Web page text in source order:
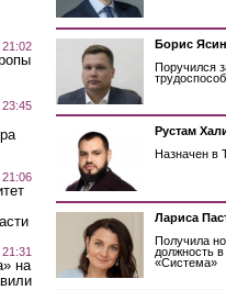
на
Борис
Поручился
Рустам
Назначен в
Лариса
Получила
должность
«Система»